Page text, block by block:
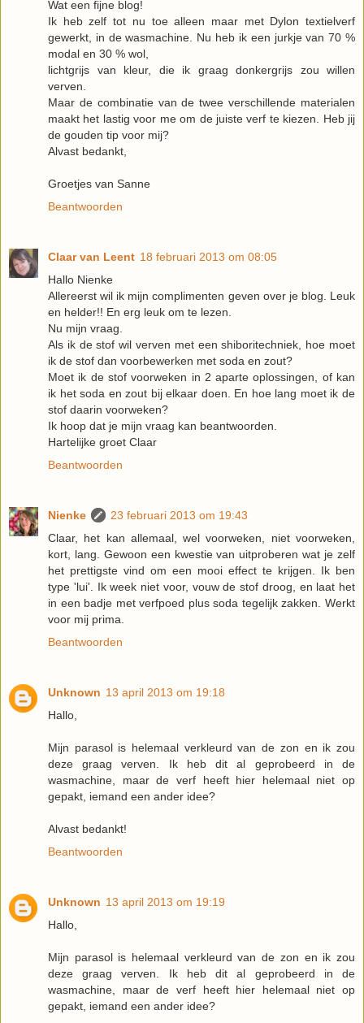
Wat een fijne blog!
Ik heb zelf tot nu toe alleen maar met Dylon textielverf
gewerkt, in de wasmachine. Nu heb ik een jurkje van 70 %
modal en 30 % wol,
lichtgrijs van kleur, die ik graag donkergrijs zou willen
verven.
Maar de combinatie van de twee verschillende materialen
maakt het lastig voor me om de juiste verf te kiezen. Heb jij
de gouden tip voor mij?
Alvast bedankt,
Groetjes van Sanne
Beantwoorden
Claar van Leent 18 februari 2013 om 08:05
Hallo Nienke
Allereerst wil ik mijn complimenten geven over je blog. Leuk
en helder!! En erg leuk om te lezen.
Nu mijn vraag.
Als ik de stof wil verven met een shiboritechniek, hoe moet
ik de stof dan voorbewerken met soda en zout?
Moet ik de stof voorweken in 2 aparte oplossingen, of kan
ik het soda en zout bij elkaar doen. En hoe lang moet ik de
stof daarin voorweken?
Ik hoop dat je mijn vraag kan beantwoorden.
Hartelijke groet Claar
Beantwoorden
Nienke
23 februari 2013 om 19:43
Claar, het kan allemaal, wel voorweken, niet voorweken,
kort, lang. Gewoon een kwestie van uitproberen wat je zelf
het prettigste vind om een mooi effect te krijgen. Ik ben
type 'lui'. Ik week niet voor, vouw de stof droog, en laat het
in een badje met verfpoed plus soda tegelijk zakken. Werkt
voor mij prima.
Beantwoorden
Unknown 13 april 2013 om 19:18
Hallo,
Mijn parasol is helemaal verkleurd van de zon en ik zou
deze graag verven. Ik heb dit al geprobeerd in de
wasmachine, maar de verf heeft hier helemaal niet op
gepakt, iemand een ander idee?
Alvast bedankt!
Beantwoorden
Unknown 13 april 2013 om 19:19
Hallo,
Mijn parasol is helemaal verkleurd van de zon en ik zou
deze graag verven. Ik heb dit al geprobeerd in de
wasmachine, maar de verf heeft hier helemaal niet op
gepakt, iemand een ander idee?